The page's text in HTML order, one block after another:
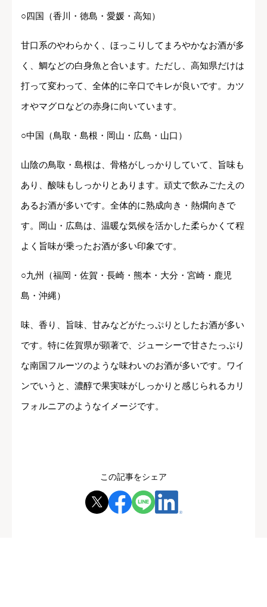
○四国（香川・徳島・愛媛・高知）
甘口系のやわらかく、ほっこりしてまろやかなお酒が多
く、鯛などの白身魚と合います。ただし、高知県だけは
打って変わって、全体的に辛口でキレが良いです。カツ
オやマグロなどの赤身に向いています。
○中国（鳥取・島根・岡山・広島・山口）
山陰の鳥取・島根は、骨格がしっかりしていて、旨味も
あり、酸味もしっかりとあります。頑丈で飲みごたえの
あるお酒が多いです。全体的に熟成向き・熱燗向きで
す。岡山・広島は、温暖な気候を活かした柔らかくて程
よく旨味が乗ったお酒が多い印象です。
○九州（福岡・佐賀・長崎・熊本・大分・宮崎・鹿児
島・沖縄）
味、香り、旨味、甘みなどがたっぷりとしたお酒が多い
です。特に佐賀県が顕著で、ジューシーで甘さたっぷり
な南国フルーツのような味わいのお酒が多いです。ワイ
ンでいうと、濃醇で果実味がしっかりと感じられるカリ
フォルニアのようなイメージです。
この記事をシェア